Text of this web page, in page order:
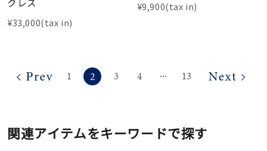
¥33,000(tax in)
¥9,900(tax in)
1 2 3 4 ⋯ 13
関連アイテムをキーワードで探す